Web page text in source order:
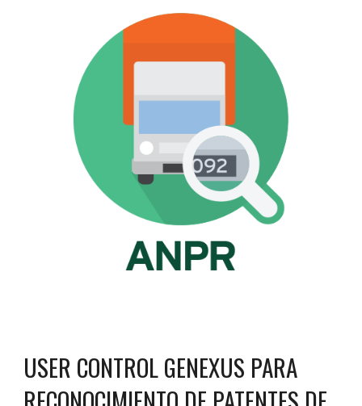
USER CONTROL GENEXUS PARA